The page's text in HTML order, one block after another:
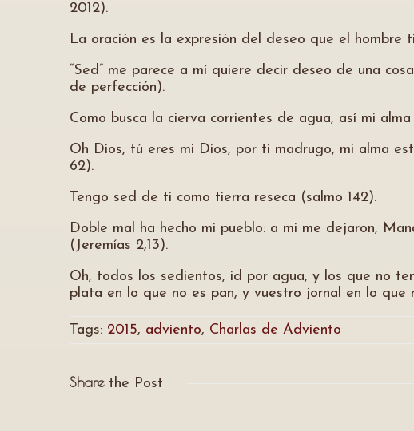
2012).
La oración es la expresión del deseo que el hombre
“Sed” me parece a mí quiere decir deseo de una
de perfección).
Como busca la cierva corrientes de agua, así mi
Oh Dios, tú eres mi Dios, por ti madrugo, mi alma
62).
Tengo sed de ti como tierra reseca (salmo 142).
Doble mal ha hecho mi pueblo: a mi me dejaron,
(Jeremías 2,13).
Oh, todos los sedientos, id por agua, y los que no
plata en lo que no es pan, y vuestro jornal en lo
Tags: 2015, adviento, Charlas de Adviento
Sharethe Post